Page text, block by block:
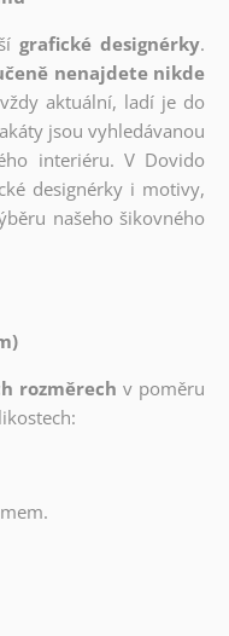
grafické designérky.
nenajdete nikde
aktuální, ladí je do
jsou vyhledávanou
interiéru. V Dovido
designérky i motivy,
našeho šikovného
rozměrech v poměru